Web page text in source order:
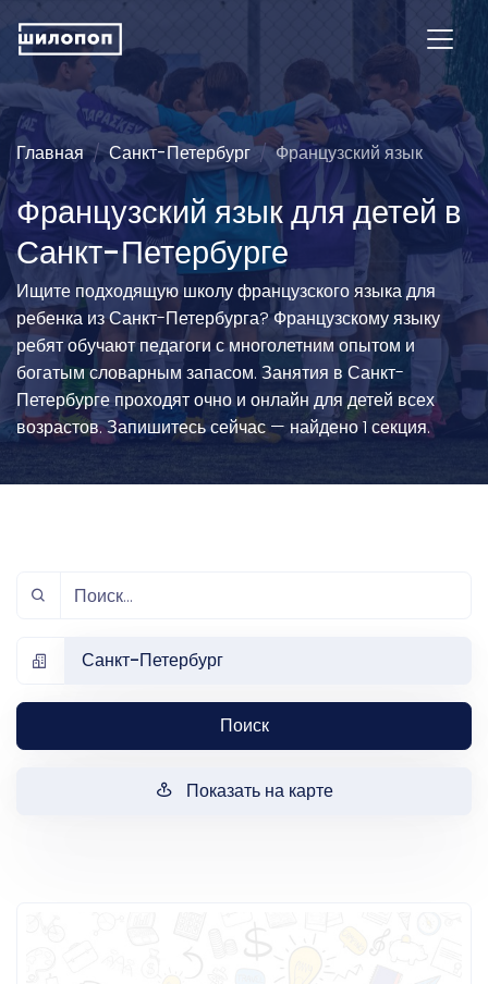
Главная Санкт-Петербург Французский язык
Французский язык для детей в
Санкт-Петербурге
Ищите подходящую школу французского языка для
ребенка из Санкт-Петербурга? Французскому языку
ребят обучают педагоги с многолетним опытом и
богатым словарным запасом. Занятия в Санкт-
Петербурге проходят очно и онлайн для детей всех
возрастов. Запишитесь сейчас — найдено 1 секция.
Санкт-Петербург
Поиск
Показать на карте